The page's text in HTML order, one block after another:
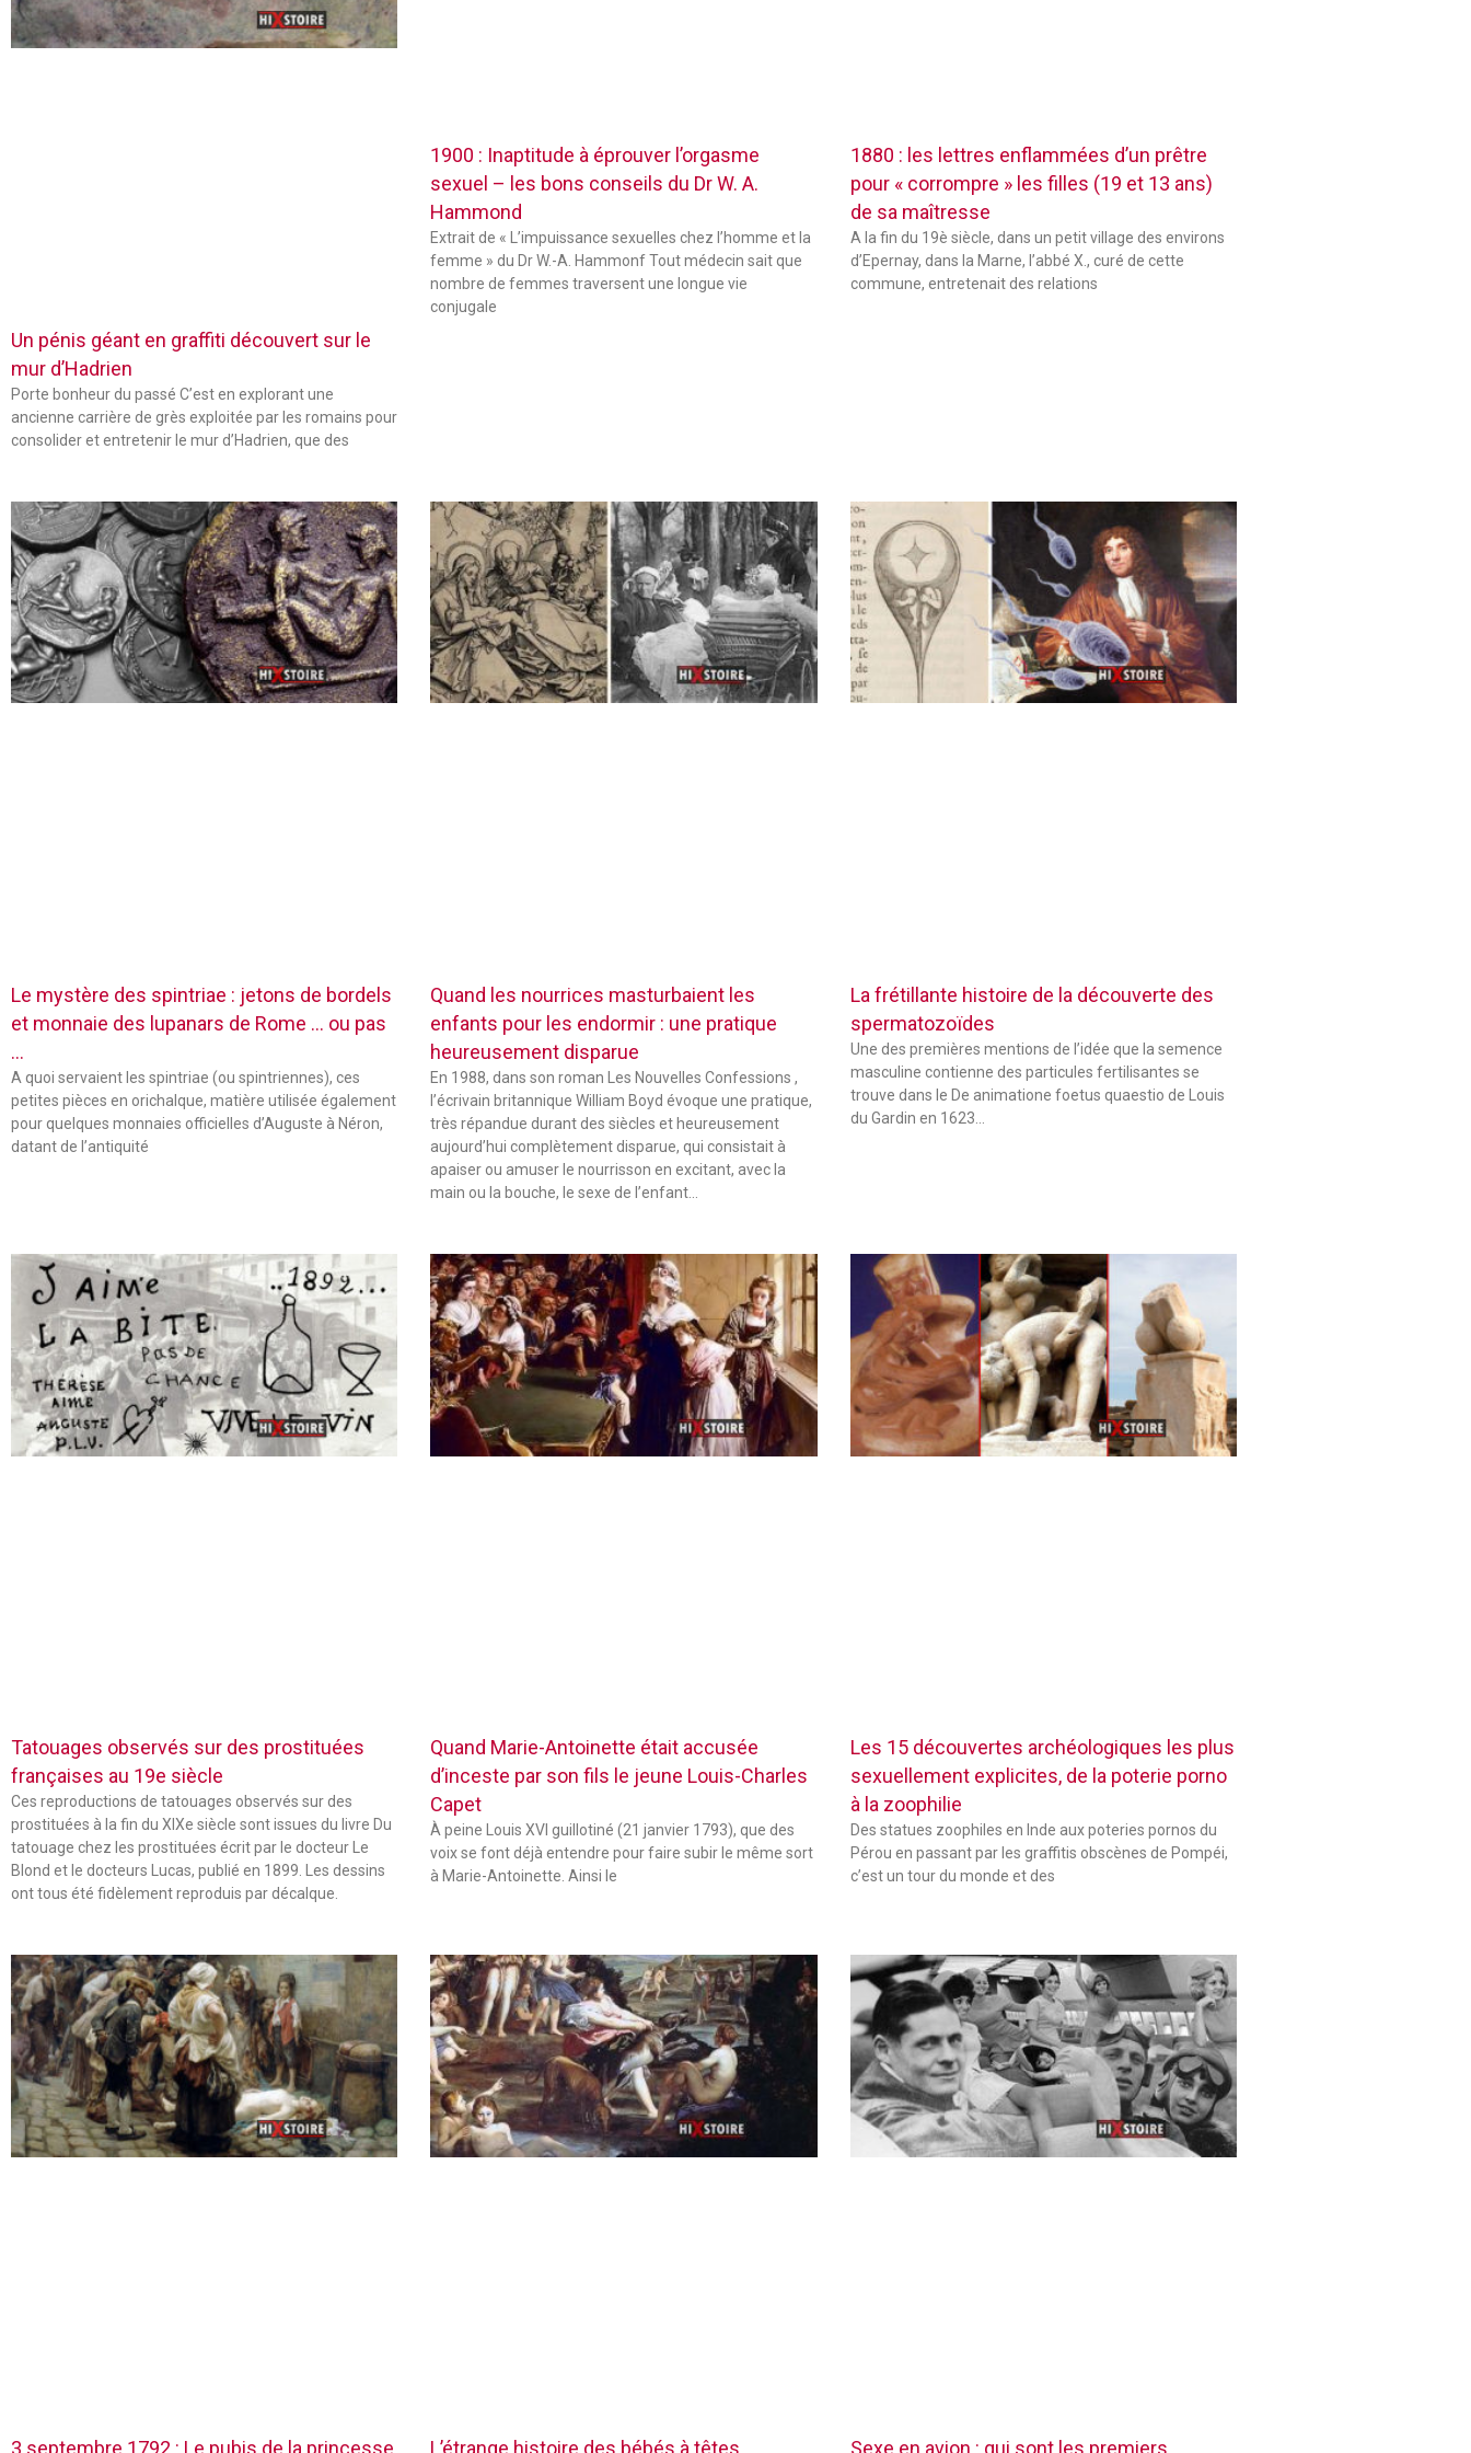
Un pénis géant en graffiti découvert sur le
mur d’Hadrien
Porte bonheur du passé C’est en explorant une
ancienne carrière de grès exploitée par les romains pour
consolider et entretenir le mur d’Hadrien, que des
1900 : Inaptitude à éprouver l’orgasme
sexuel – les bons conseils du Dr W. A.
Hammond
Extrait de « L’impuissance sexuelles chez l’homme et la
femme » du Dr W.-A. Hammonf Tout médecin sait que
nombre de femmes traversent une longue vie
conjugale
1880 : les lettres enflammées d’un prêtre
pour « corrompre » les filles (19 et 13 ans)
de sa maîtresse
A la fin du 19è siècle, dans un petit village des environs
d’Epernay, dans la Marne, l’abbé X., curé de cette
commune, entretenait des relations
Le mystère des spintriae : jetons de bordels
et monnaie des lupanars de Rome … ou pas
…
A quoi servaient les spintriae (ou spintriennes), ces
petites pièces en orichalque, matière utilisée également
pour quelques monnaies officielles d’Auguste à Néron,
datant de l’antiquité
Quand les nourrices masturbaient les
enfants pour les endormir : une pratique
heureusement disparue
En 1988, dans son roman Les Nouvelles Confessions ,
l’écrivain britannique William Boyd évoque une pratique,
très répandue durant des siècles et heureusement
aujourd’hui complètement disparue, qui consistait à
apaiser ou amuser le nourrisson en excitant, avec la
main ou la bouche, le sexe de l’enfant…
La frétillante histoire de la découverte des
spermatozoïdes
Une des premières mentions de l’idée que la semence
masculine contienne des particules fertilisantes se
trouve dans le De animatione foetus quaestio de Louis
du Gardin en 1623…
Tatouages observés sur des prostituées
françaises au 19e siècle
Ces reproductions de tatouages observés sur des
prostituées à la fin du XIXe siècle sont issues du livre Du
tatouage chez les prostituées écrit par le docteur Le
Blond et le docteurs Lucas, publié en 1899. Les dessins
ont tous été fidèlement reproduis par décalque.
Quand Marie-Antoinette était accusée
d’inceste par son fils le jeune Louis-Charles
Capet
À peine Louis XVI guillotiné (21 janvier 1793), que des
voix se font déjà entendre pour faire subir le même sort
à Marie-Antoinette. Ainsi le
Les 15 découvertes archéologiques les plus
sexuellement explicites, de la poterie porno
à la zoophilie
Des statues zoophiles en Inde aux poteries pornos du
Pérou en passant par les graffitis obscènes de Pompéi,
c’est un tour du monde et des
3 septembre 1792 : Le pubis de la princesse L’étrange histoire des bébés à têtes Sexe en avion : qui sont les premiers